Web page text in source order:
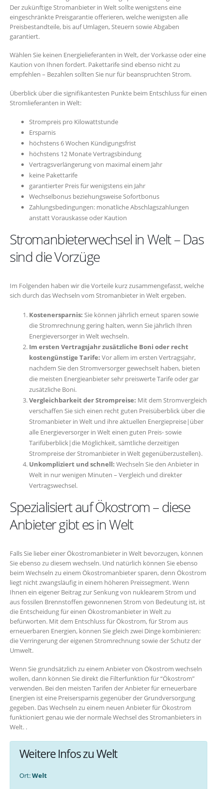
Der zukünftige Stromanbieter in Welt sollte wenigstens eine
eingeschränkte Preisgarantie offerieren, welche wenigsten alle
Preisbestandteile, bis auf Umlagen, Steuern sowie Abgaben
garantiert.
Wählen Sie keinen Energielieferanten in Welt, der Vorkasse oder eine
Kaution von Ihnen fordert. Pakettarife sind ebenso nicht zu
empfehlen – Bezahlen sollten Sie nur für beanspruchten Strom.
Überblick über die signifikantesten Punkte beim Entschluss für einen
Stromlieferanten in Welt:
Strompreis pro Kilowattstunde
Ersparnis
höchstens 6 Wochen Kündigungsfrist
höchstens 12 Monate Vertragsbindung
Vertragsverlängerung von maximal einem Jahr
keine Pakettarife
garantierter Preis für wenigstens ein Jahr
Wechselbonus beziehungsweise Sofortbonus
Zahlungsbedingungen: monatliche Abschlagszahlungen
anstatt Vorauskasse oder Kaution
Stromanbieterwechsel in Welt – Das
sind die Vorzüge
Im Folgenden haben wir die Vorteile kurz zusammengefasst, welche
sich durch das Wechseln vom Stromanbieter in Welt ergeben.
Kostenersparnis: Sie können jährlich erneut sparen sowie
die Stromrechnung gering halten, wenn Sie jährlich Ihren
Energieversorger in Welt wechseln.
Im ersten Vertragsjahr zusätzliche Boni oder recht
kostengünstige Tarife: Vor allem im ersten Vertragsjahr,
nachdem Sie den Stromversorger gewechselt haben, bieten
die meisten Energieanbieter sehr preiswerte Tarife oder gar
zusätzliche Boni.
Vergleichbarkeit der Strompreise: Mit dem Stromvergleich
verschaffen Sie sich einen recht guten Preisüberblick über die
Stromanbieter in Welt und ihre aktuellen Energiepreise|über
alle Energieversorger in Welt einen guten Preis- sowie
Tarifüberblick|die Möglichkeit, sämtliche derzeitigen
Strompreise der Stromanbieter in Welt gegenüberzustellen}.
Unkompliziert und schnell: Wechseln Sie den Anbieter in
Welt in nur wenigen Minuten – Vergleich und direkter
Vertragswechsel.
Spezialisiert auf Ökostrom – diese
Anbieter gibt es in Welt
Falls Sie lieber einer Ökostromanbieter in Welt bevorzugen, können
Sie ebenso zu diesem wechseln. Und natürlich können Sie ebenso
beim Wechseln zu einem Ökostromanbieter sparen, denn Ökostrom
liegt nicht zwangsläufig in einem höheren Preissegment. Wenn
Ihnen ein eigener Beitrag zur Senkung von nuklearem Strom und
aus fossilen Brennstoffen gewonnenen Strom von Bedeutung ist, ist
die Entscheidung für einen Ökostromanbieter in Welt zu
befürworten. Mit dem Entschluss für Ökostrom, für Strom aus
erneuerbaren Energien, können Sie gleich zwei Dinge kombinieren:
die Verringerung der eigenen Stromrechnung sowie der Schutz der
Umwelt.
Wenn Sie grundsätzlich zu einem Anbieter von Ökostrom wechseln
wollen, dann können Sie direkt die Filterfunktion für “Ökostrom”
verwenden. Bei den meisten Tarifen der Anbieter für erneuerbare
Energien ist eine Preisersparnis gegenüber der Grundversorgung
gegeben. Das Wechseln zu einem neuen Anbieter für Ökostrom
funktioniert genau wie der normale Wechsel des Stromanbieters in
Welt. .
Weitere Infos zu Welt
Ort:Welt